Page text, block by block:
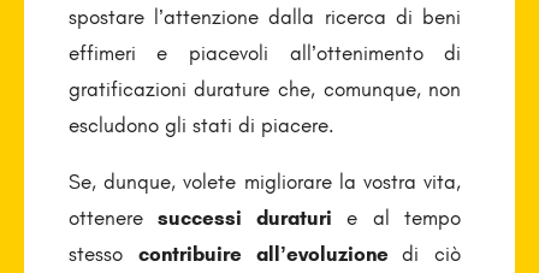
spostare l’attenzione dalla ricerca di beni
effimeri e piacevoli all’ottenimento di
gratificazioni durature che, comunque, non
escludono gli stati di piacere.
Se, dunque, volete migliorare la vostra vita,
otteneresuccessi duraturi e al tempo
stesso contribuire all’evoluzionedi ciò